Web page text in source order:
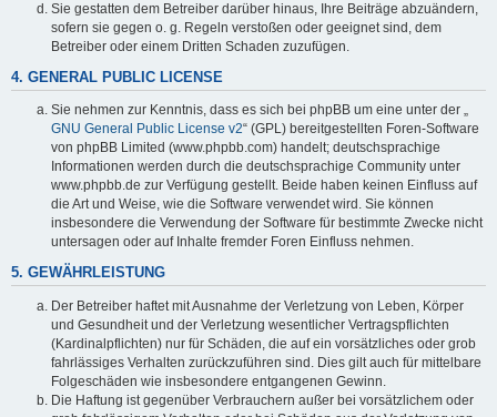
Sie gestatten dem Betreiber darüber hinaus, Ihre Beiträge abzuändern,
sofern sie gegen o. g. Regeln verstoßen oder geeignet sind, dem
Betreiber oder einem Dritten Schaden zuzufügen.
4. GENERAL PUBLIC LICENSE
Sie nehmen zur Kenntnis, dass es sich bei phpBB um eine unter der „
GNU General Public License v2“ (GPL) bereitgestellten Foren-Software
von phpBB Limited (www.phpbb.com) handelt; deutschsprachige
Informationen werden durch die deutschsprachige Community unter
www.phpbb.de zur Verfügung gestellt. Beide haben keinen Einfluss auf
die Art und Weise, wie die Software verwendet wird. Sie können
insbesondere die Verwendung der Software für bestimmte Zwecke nicht
untersagen oder auf Inhalte fremder Foren Einfluss nehmen.
5. GEWÄHRLEISTUNG
Der Betreiber haftet mit Ausnahme der Verletzung von Leben, Körper
und Gesundheit und der Verletzung wesentlicher Vertragspflichten
(Kardinalpflichten) nur für Schäden, die auf ein vorsätzliches oder grob
fahrlässiges Verhalten zurückzuführen sind. Dies gilt auch für mittelbare
Folgeschäden wie insbesondere entgangenen Gewinn.
Die Haftung ist gegenüber Verbrauchern außer bei vorsätzlichem oder